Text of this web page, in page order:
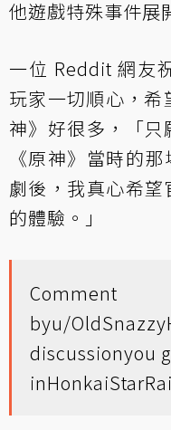
他遊戲特殊事件展
一位 Reddit 網友
玩家一切順心，
神》好很多，「
《原神》當時的
劇後，我真心希
的體驗。」
Comment
byu/
discussionyou
in